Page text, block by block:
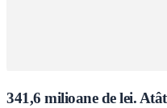
341,6 milioane de lei.